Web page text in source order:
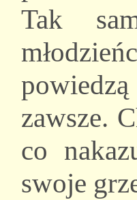
Tak
zawsze.
co
swoje